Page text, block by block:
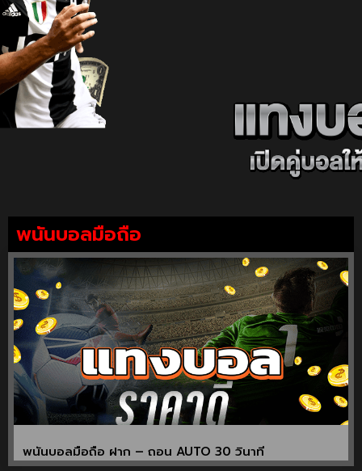
พนันบอลมือถือ
พนันบอลมือถือ ฝาก – ถอน AUTO 30 วินาที